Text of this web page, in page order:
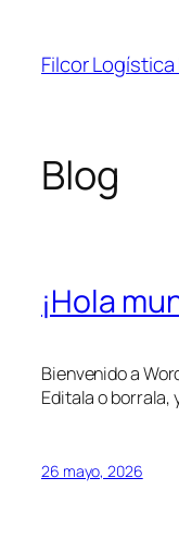
contenido
Filcor
Blog
¡Hola
Bienvenido a
Editala o borrala,
26 mayo, 2026